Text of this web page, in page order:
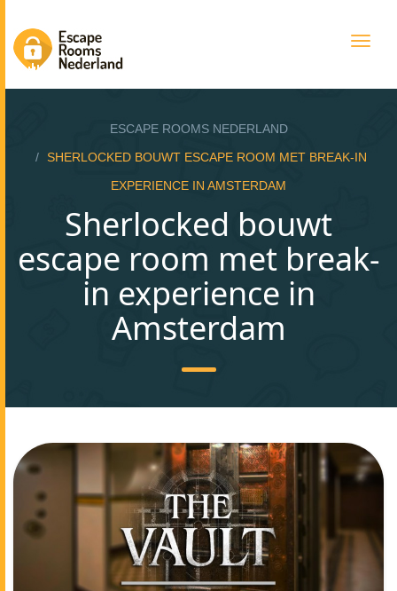
ESCAPE ROOMS NEDERLAND
SHERLOCKED BOUWT ESCAPE ROOM MET BREAK-IN
EXPERIENCE IN AMSTERDAM
Sherlocked bouwt
escape room met break-
in experience in
Amsterdam